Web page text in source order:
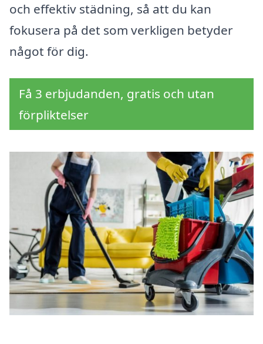
och effektiv städning, så att du kan
fokusera på det som verkligen betyder
något för dig.
Få 3 erbjudanden, gratis och utan
förpliktelser